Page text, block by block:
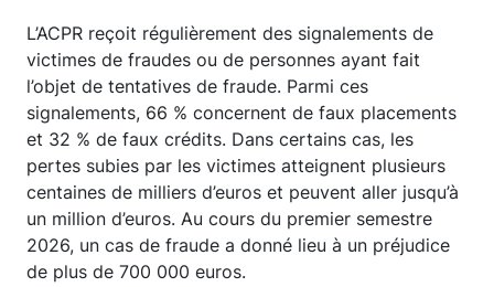
L’ACPR reçoit régulièrement des signalements de
victimes de fraudes ou de personnes ayant fait
l’objet de tentatives de fraude. Parmi ces
signalements, 66 % concernent de faux placements
et 32 % de faux crédits. Dans certains cas, les
pertes subies par les victimes atteignent plusieurs
centaines de milliers d’euros et peuvent aller jusqu’à
un million d’euros. Au cours du premier semestre
2026, un cas de fraude a donné lieu à un préjudice
de plus de 700 000 euros.